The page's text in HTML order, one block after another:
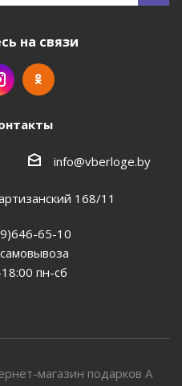
на связи
info@vberloge.by
168/11
65-10
пн-сб
магазин подарков А